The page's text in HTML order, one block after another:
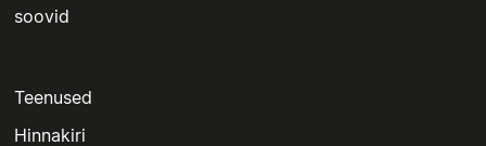
soovid
Teenused
Hinnakiri